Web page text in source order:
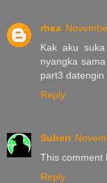
rhea
Kak aku
nyangka
part3
Reply
Suheri
This comment
Reply